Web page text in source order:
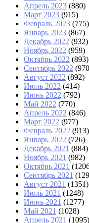
Апрель 2023 (880)
Март 2023 (915)
Февраль 2023 (775)
Январь 2023 (867)
Декабрь 2022 (932)
Ноябрь 2022 (959)
Октябрь 2022 (893)
Сентябрь 2022
Август 2022 (892)
Июль 2022 (414)
Июнь 2022 (792)
Май 2022 (770)
Апрель 2022 (846)
Март 2022 (977)
Февраль 2022 (913)
Январь 2022 (726)
Декабрь 2021 (884)
Ноябрь 2021 (982)
Октябрь 2021
Сентябрь 2021
Август 2021 (1351)
Июль 2021 (1248)
Июнь 2021 (1277)
Май 2021 (1028)
Апрель 2021 (1095)